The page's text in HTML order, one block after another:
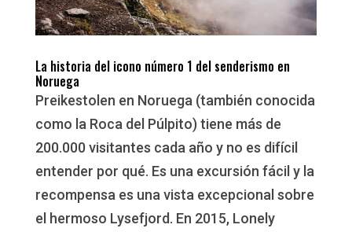
La historia del icono número 1 del senderismo en
Noruega
Preikestolen en Noruega (también conocida
como la Roca del Púlpito) tiene más de
200.000 visitantes cada año y no es difícil
entender por qué. Es una excursión fácil y la
recompensa es una vista excepcional sobre
el hermoso Lysefjord. En 2015, Lonely